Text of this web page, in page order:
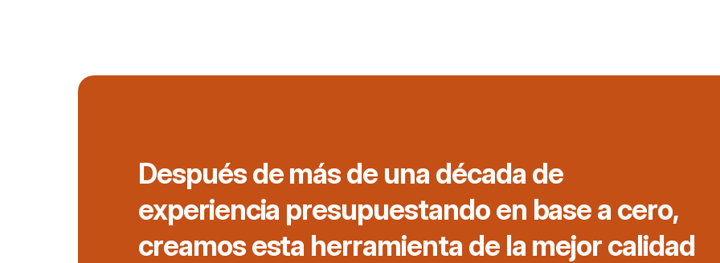
Después de más de una década de
experiencia presupuestando en base a cero,
creamos esta herramienta de la mejor calidad